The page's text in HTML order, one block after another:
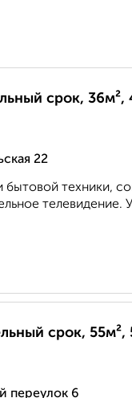
срок, 36м²,
22
техники,
срок,
переулок 6